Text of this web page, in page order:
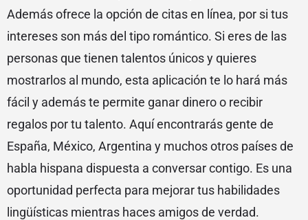
Además ofrece la opción de citas en línea, por si tus
intereses son más del tipo romántico. Si eres de las
personas que tienen talentos únicos y quieres
mostrarlos al mundo, esta aplicación te lo hará más
fácil y además te permite ganar dinero o recibir
regalos por tu talento. Aquí encontrarás gente de
España, México, Argentina y muchos otros países de
habla hispana dispuesta a conversar contigo. Es una
oportunidad perfecta para mejorar tus habilidades
lingüísticas mientras haces amigos de verdad.